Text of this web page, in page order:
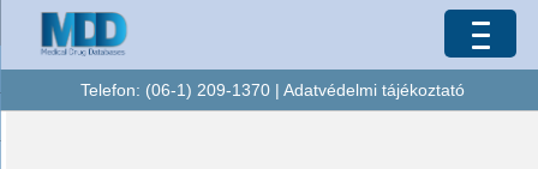
Telefon: (06-1) 209-1370 | Adatvédelmi tájékoztató